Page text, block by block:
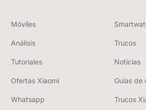
Móviles
Análisis Trucos
Tutoriales Noticias
Ofertas Xiaomi Guías de
Whatsapp Trucos